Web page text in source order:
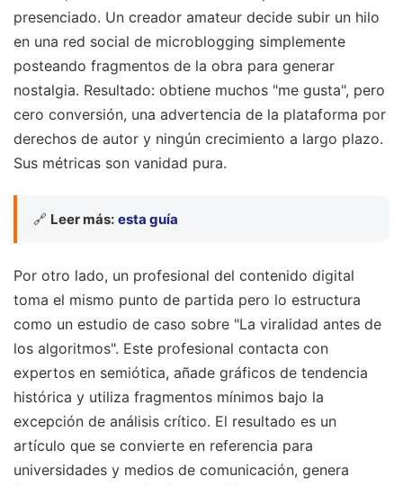
presenciado. Un creador amateur decide subir un hilo
en una red social de microblogging simplemente
posteando fragmentos de la obra para generar
nostalgia. Resultado: obtiene muchos "me gusta", pero
cero conversión, una advertencia de la plataforma por
derechos de autor y ningún crecimiento a largo plazo.
Sus métricas son vanidad pura.
🔗 Leer más: esta guía
Por otro lado, un profesional del contenido digital
toma el mismo punto de partida pero lo estructura
como un estudio de caso sobre "La viralidad antes de
los algoritmos". Este profesional contacta con
expertos en semiótica, añade gráficos de tendencia
histórica y utiliza fragmentos mínimos bajo la
excepción de análisis crítico. El resultado es un
artículo que se convierte en referencia para
universidades y medios de comunicación, genera